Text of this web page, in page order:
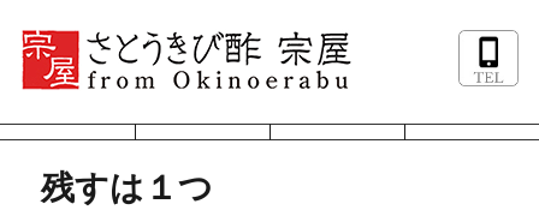
残すは１つ